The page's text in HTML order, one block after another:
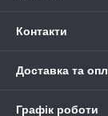
Контакти
Доставка та
Графік роботи